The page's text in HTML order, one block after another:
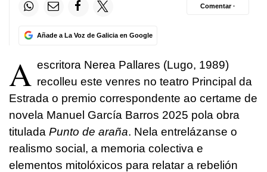
Añade a La Voz de Galicia en Google
Comentar ·
A escritora Nerea Pallares (Lugo, 1989)
recolleu este venres no teatro Principal da
Estrada o premio correspondente ao certame de
novela Manuel García Barros 2025 pola obra
titulada Punto de araña. Nela entrelázanse o
realismo social, a memoria colectiva e
elementos mitolóxicos para relatar a rebelión